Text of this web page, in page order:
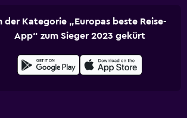
der Kategorie „Europas beste Reise-
App“ zum Sieger 2023 gekürt